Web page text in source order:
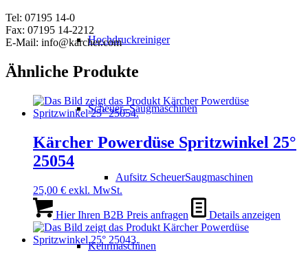
Hochdruckreiniger
Scheuer- Saugmaschinen
Aufsitz ScheuerSaugmaschinen
Kehrmaschinen
Tel: 07195 14-0
Fax: 07195 14-2212
E-Mail: info@karcher.com
Ähnliche Produkte
Kärcher Powerdüse Spritzwinkel 25°
25054
25,00 € exkl. MwSt.
Hier Ihren B2B Preis anfragen Details anzeigen